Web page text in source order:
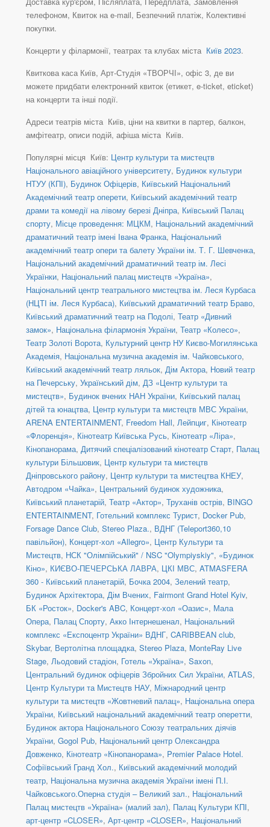
телефоном, Квиток на e-mail, Безпечний платіж, Колективні
покупки.
Концерти у філармонії, театрах та клубах міста Київ 2023.
Квиткова каса Київ, Арт-Студія «ТВОРЧІ», офіс 3, де ви
можете придбати електронний квиток (етикет, e-ticket, eticket)
на концерти та інші події.
Адреси театрів міста Київ, ціни на квитки в партер, балкон,
амфітеатр, описи подій, афіша міста Київ.
Популярні місця Київ: Центр культури та мистецтв
Національного авіаційного університету, Будинок культури
НТУУ (КПІ), Будинок Офіцерів, Київський Національний
Академічний театр оперети, Київський академічний театр
драми та комедії на лівому березі Дніпра, Київський Палац
спорту, Місце проведення: МЦКМ, Національний академічний
драматичний театр імені Івана Франка, Національний
академічний театр опери та балету України ім. Т. Г. Шевченка,
Національний академічний драматичний театр ім. Лесі
Українки, Національний палац мистецтв «Україна»,
Національний центр театрального мистецтва ім. Леся Курбаса
(НЦТІ ім. Леся Курбаса), Київський драматичний театр Браво,
Київський драматичний театр на Подолі, Театр «Дивний
замок», Національна філармонія України, Театр «Колесо»,
Театр Золоті Ворота, Культурний центр НУ Києво-Могилянська
Академія, Національна музична академія ім. Чайковського,
Київський академічний театр ляльок, Дім Актора, Новий театр
на Печерську, Український дім, ДЗ «Центр культури та
мистецтв», Будинок вчених НАН України, Київський палац
дітей та юнацтва, Центр культури та мистецтв МВС України,
ARENA ENTERTAINMENT, Freedom Hall, Лейпциг, Кінотеатр
«Флоренція», Кінотеатр Київська Русь, Кінотеатр «Ліра»,
Кінопанорама, Дитячий спеціалізований кінотеатр Старт, Палац
культури Більшовик, Центр культури та мистецтв
Дніпровського району, Центр культури та мистецтва КНЕУ,
Автодром «Чайка», Центральний будинок художника,
Київський планетарій, Театр «Актор», Труханів острів, BINGO
ENTERTAINMENT, Готельний комплекс Турист, Docker Pub,
Forsage Dance Club, Stereo Plaza., ВДНГ (Teleport360,10
павільйон), Концерт-хол «Allegro», Центр Культури та
Мистецтв, НСК "Олімпійський" / NSC "Olympiyskiy", «Будинок
Кіно», КИЄВО-ПЕЧЕРСЬКА ЛАВРА, ЦКІ МВС, ATMASFERA
360 - Київський планетарій, Бочка 2004, Зелений театр,
Будинок Архітектора, Дім Вчених, Fairmont Grand Hotel Kyiv,
БК «Росток», Docker's ABC, Концерт-хол «Оазис», Мала
Опера, Палац Спорту, Акко Інтернешенал, Національний
комплекс «Експоцентр України» ВДНГ, CARIBBEAN club,
Skybar, Вертолітна площадка, Stereo Plaza, MonteRay Live
Stage, Льодовий стадіон, Готель «Україна», Saxon,
Центральний будинок офіцерів Збройних Сил України, ATLAS,
Центр Культури та Мистецтв НАУ, Міжнародний центр
культури та мистецтв «Жовтневий палац», Національна опера
України, Київський національний академічний театр оперетти,
Будинок актора Національного Союзу театральних діячів
України, Gogol Pub, Національний центр Олександра
Довженко, Кінотеатр «Кінопанорама», Premier Palace Hotel.
Софіївський Гранд Хол., Київський академічний молодий
театр, Національна музична академія України імені П.І.
Чайковського.Оперна студія – Великий зал., Національний
Палац мистецтв «Україна» (малий зал), Палац Культури КПІ,
арт-центр «CLOSER», Арт-центр «CLOSER», Національний